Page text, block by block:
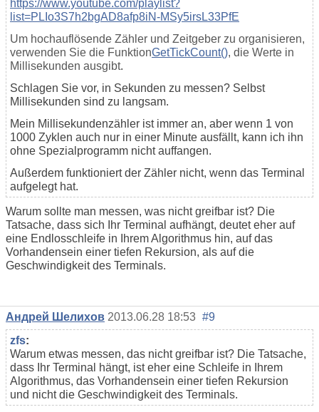
https://www.youtube.com/playlist?
list=PLIo3S7h2bgAD8afp8iN-MSy5irsL33PfE
Um hochauflösende Zähler und Zeitgeber zu organisieren,
verwenden Sie die FunktionGetTickCount(), die Werte in
Millisekunden ausgibt.
Schlagen Sie vor, in Sekunden zu messen? Selbst
Millisekunden sind zu langsam.
Mein Millisekundenzähler ist immer an, aber wenn 1 von
1000 Zyklen auch nur in einer Minute ausfällt, kann ich ihn
ohne Spezialprogramm nicht auffangen.
Außerdem funktioniert der Zähler nicht, wenn das Terminal
aufgelegt hat.
Warum sollte man messen, was nicht greifbar ist? Die
Tatsache, dass sich Ihr Terminal aufhängt, deutet eher auf
eine Endlosschleife in Ihrem Algorithmus hin, auf das
Vorhandensein einer tiefen Rekursion, als auf die
Geschwindigkeit des Terminals.
Андрей Шелихов 2013.06.28 18:53 #9
zfs:
Warum etwas messen, das nicht greifbar ist? Die Tatsache,
dass Ihr Terminal hängt, ist eher eine Schleife in Ihrem
Algorithmus, das Vorhandensein einer tiefen Rekursion
und nicht die Geschwindigkeit des Terminals.